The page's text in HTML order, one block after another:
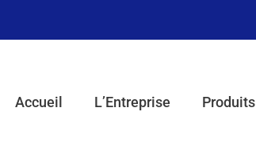
Accueil L’Entreprise Produits